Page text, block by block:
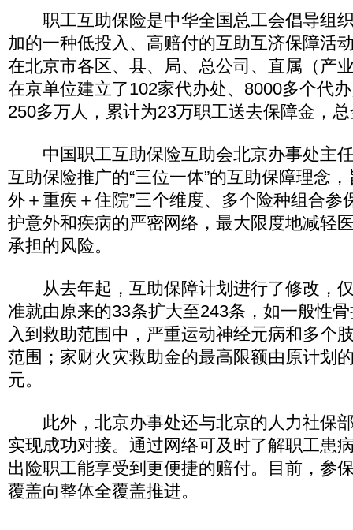
职工互助保险是中华全国总工会倡导组
加的一种低投入、高赔付的互助互济保障活
在北京市各区、县、局、总公司、直属（产
在京单位建立了102家代办处、8000多个代
250多万人，累计为23万职工送去保障金，
中国职工互助保险互助会北京办事处主
互助保险推广的“三位一体”的互助保障理念
外＋重疾＋住院”三个维度、多个险种组合参
护意外和疾病的严密网络，最大限度地减轻
承担的风险。
从去年起，互助保障计划进行了修改，
准就由原来的33条扩大至243条，如一般性
入到救助范围中，严重运动神经元病和多个
范围；家财火灾救助金的最高限额由原计划
元。
此外，北京办事处还与北京的人力社保
实现成功对接。通过网络可及时了解职工患
出险职工能享受到更便捷的赔付。目前，参
覆盖向整体全覆盖推进。